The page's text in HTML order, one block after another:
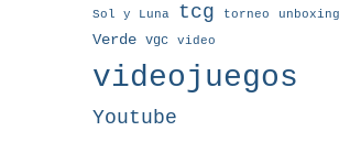
Sol y Luna tcg torneo unboxing
Verde vgc video
videojuegos
Youtube